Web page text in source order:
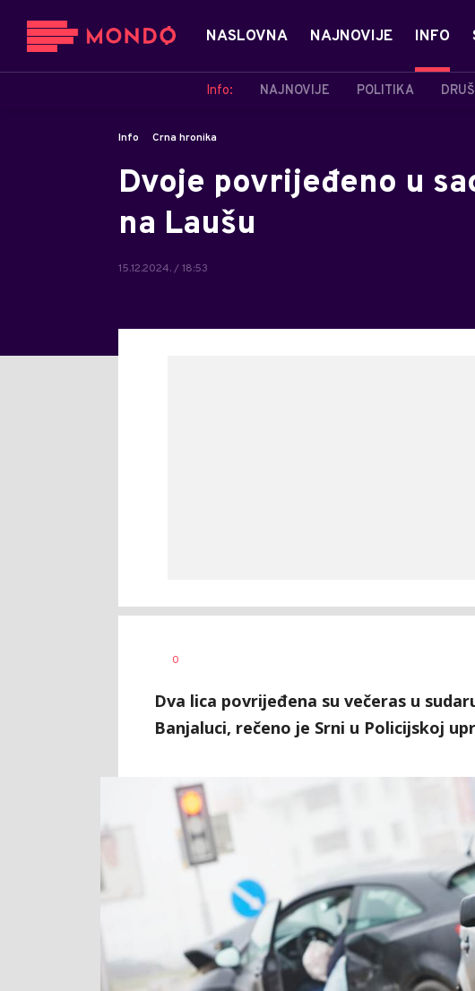
NASLOVNA NAJNOVIJE INFO
Info: NAJNOVIJE POLITIKA
Info Crna hronika
Dvoje povrijeđeno u
na Laušu
15.12.2024. / 18:53
AUTOR
0
Dva lica povrijeđena su večeras u
Banjaluci, rečeno je Srni u Policijskoj